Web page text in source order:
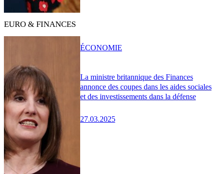
EURO & FINANCES
La ministre britannique des Finances
annonce des coupes dans les aides sociales
et des investissements dans la défense
27.03.2025
ÉCONOMIE